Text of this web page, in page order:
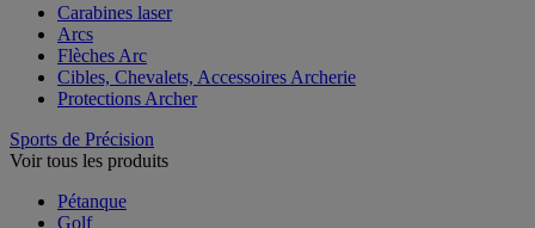
Carabines laser
Arcs
Flèches Arc
Cibles, Chevalets, Accessoires Archerie
Protections Archer
Sports de Précision
Voir tous les produits
Pétanque
Golf